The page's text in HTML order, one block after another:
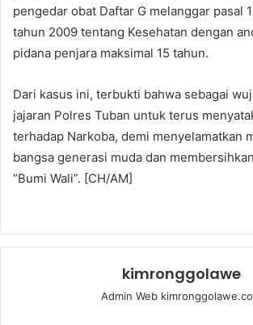
pengedar obat Daftar G melanggar pasal
tahun 2009 tentang Kesehatan dengan
pidana penjara maksimal 15 tahun.
Dari kasus ini, terbukti bahwa sebagai
jajaran Polres Tuban untuk terus
terhadap Narkoba, demi menyelamatkan
bangsa generasi muda dan
“Bumi Wali”. [CH/AM]
kimronggolawe
Admin Web